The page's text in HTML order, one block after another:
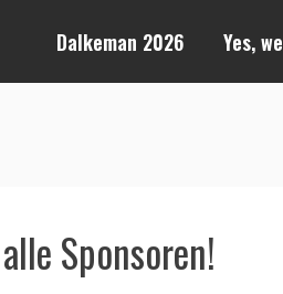
Dalkeman 2026 Yes,
Sponsoren!